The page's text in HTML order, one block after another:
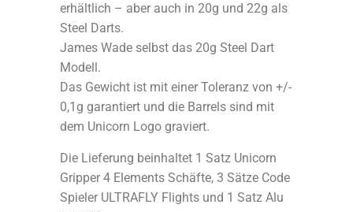
erhältlich – aber auch in 20g und 22g als
Steel Darts.
James Wade selbst das 20g Steel Dart
Modell.
Das Gewicht ist mit einer Toleranz von +/-
0,1g garantiert und die Barrels sind mit
dem Unicorn Logo graviert.
Die Lieferung beinhaltet 1 Satz Unicorn
Gripper 4 Elements Schäfte, 3 Sätze Code
Spieler ULTRAFLY Flights und 1 Satz Alu